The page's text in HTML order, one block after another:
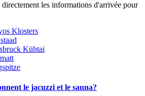
les informations d'arrivée pour
Klosters
Kühtai
le jacuzzi et le sauna?